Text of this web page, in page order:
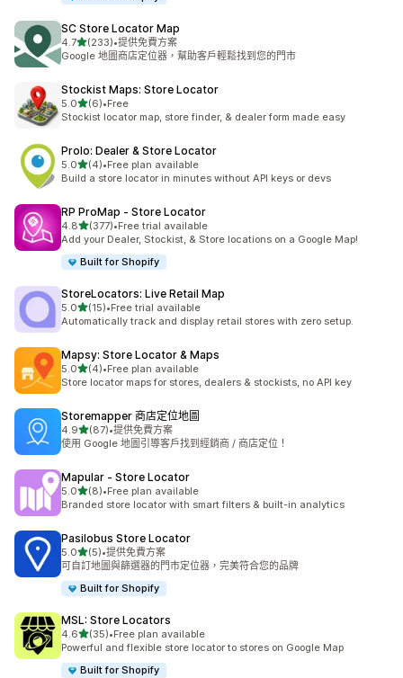
SC Store Locator Map
4.7滿分 5 顆星
(233)
共有 233 則評價
•提供免費方案
Google 地圖商店定位器，幫助客戶輕鬆找到您的門市
Stockist Maps: Store Locator
5.0滿分 5 顆星
(6)
共有 6 則評價
•Free
Stockist locator map, store finder, & dealer form made easy
Prolo: Dealer & Store Locator
5.0滿分 5 顆星
(4)
共有 4 則評價
•Free plan available
Build a store locator in minutes without API keys or devs
RP ProMap ‑ Store Locator
4.8滿分 5 顆星
(377)
共有 377 則評價
•Free trial available
Add your Dealer, Stockist, & Store locations on a Google Map!
Built for Shopify
StoreLocators: Live Retail Map
5.0滿分 5 顆星
(15)
共有 15 則評價
•Free trial available
Automatically track and display retail stores with zero setup.
Mapsy: Store Locator & Maps
5.0滿分 5 顆星
(4)
共有 4 則評價
•Free plan available
Store locator maps for stores, dealers & stockists, no API key
Storemapper 商店定位地圖
4.9滿分 5 顆星
(87)
共有 87 則評價
•提供免費方案
使用 Google 地圖引導客戶找到經銷商 / 商店定位！
Mapular ‑ Store Locator
5.0滿分 5 顆星
(8)
共有 8 則評價
•Free plan available
Branded store locator with smart filters & built-in analytics
Pasilobus Store Locator
5.0滿分 5 顆星
(5)
共有 5 則評價
•提供免費方案
可自訂地圖與篩選器的門市定位器，完美符合您的品牌
Built for Shopify
MSL: Store Locators
4.6滿分 5 顆星
(35)
共有 35 則評價
•Free plan available
Powerful and flexible store locator to stores on Google Map
Built for Shopify